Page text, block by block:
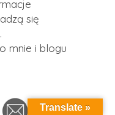
się
mnie i blogu
Translate »